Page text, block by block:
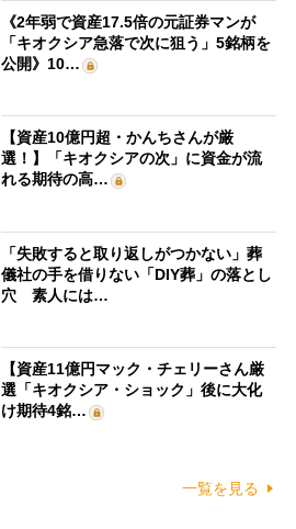
《2年弱で資産17.5倍の元証券マンが
「キオクシア急落で次に狙う」5銘柄を
公開》10…
【資産10億円超・かんちさんが厳
選！】「キオクシアの次」に資金が流
れる期待の高…
「失敗すると取り返しがつかない」葬
儀社の手を借りない「DIY葬」の落とし
穴 素人には…
【資産11億円マック・チェリーさん厳
選「キオクシア・ショック」後に大化
け期待4銘…
一覧を見る